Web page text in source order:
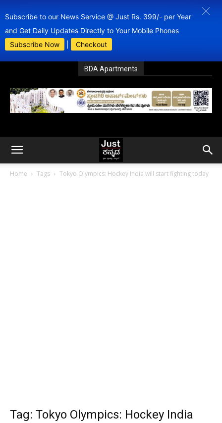
Subscribe to our News Service @ Just Rs. 399/- per Year
and Get Daily Updates Directly to Your Mobile Phones
Subscribe Now
Checkout
BDA Apartments
Home Tags Tokyo Olympics: Hockey India will start fighting today
Tag: Tokyo Olympics: Hockey India